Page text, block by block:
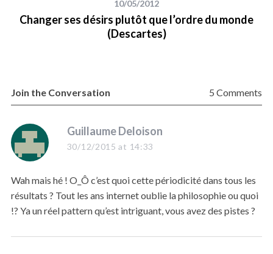
10/05/2012
Changer ses désirs plutôt que l’ordre du monde
(Descartes)
Join the Conversation 5 Comments
s
a
s
:
Guillaume Deloison
30/12/2015 at 14:33
Wah mais hé ! O_Ô c’est quoi cette périodicité dans tous les
résultats ? Tout les ans internet oublie la philosophie ou quoi
!? Ya un réel pattern qu’est intriguant, vous avez des pistes ?
S
e
r